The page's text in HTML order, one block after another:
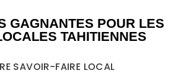
GAGNANTES POUR LES
TAHITIENNES
SAVOIR-FAIRE LOCAL